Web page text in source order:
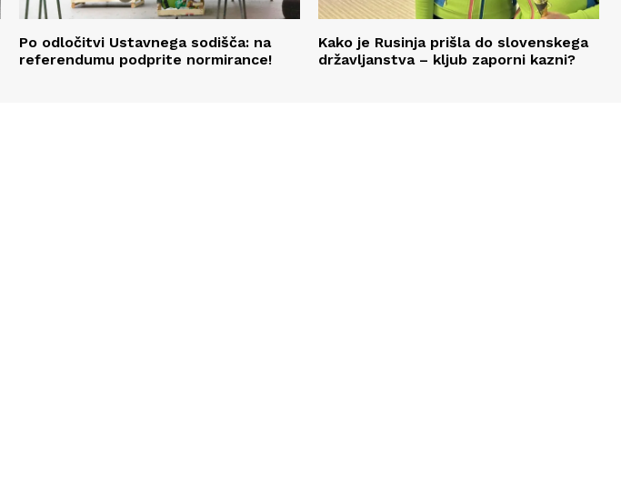
Po odločitvi Ustavnega sodišča: na
referendumu podprite normirance!
Kako je Rusinja prišla do slovenskega
državljanstva – kljub zaporni kazni?